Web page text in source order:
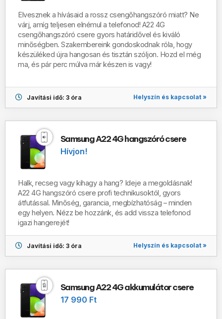
Elvesznek a hívásaid a rossz csengőhangszóró miatt? Ne
várj, amíg teljesen elnémul a telefonod! A22 4G
csengőhangszóró csere gyors határidővel és kiváló
minőségben. Szakembereink gondoskodnak róla, hogy
készüléked újra hangosan és tisztán szóljon. Hozd el még
ma, és pár perc múlva már készen is vagy!
Javítási idő: 3 óra Helyszín és kapcsolat »
Samsung A22 4G hangszóró csere
Hívjon!
Halk, recseg vagy kihagy a hang? Ideje a megoldásnak!
A22 4G hangszóró csere profi technikusoktól, gyors
átfutással. Minőség, garancia, megbízhatóság – minden
egy helyen. Nézz be hozzánk, és add vissza telefonod
igazi hangerejét!
Javítási idő: 3 óra Helyszín és kapcsolat »
Samsung A22 4G akkumulátor csere
17 990 Ft